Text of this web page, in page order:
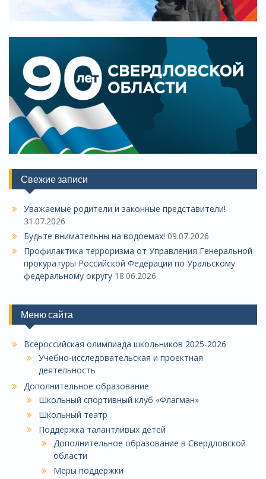
Свежие записи
Уважаемые родители и законные представители!
31.07.2026
Будьте внимательны на водоемах! 09.07.2026
Профилактика терроризма от Управления Генеральной
прокуратуры Российской Федерации по Уральскому
федеральному округу 18.06.2026
Меню сайта
Всероссийская олимпиада школьников 2025-2026
Учебно-исследовательская и проектная
деятельность
Дополнительное образование
Школьный спортивный клуб «Флагман»
Школьный театр
Поддержка талантливых детей
Дополнительное образование в Свердловской
области
Меры поддержки